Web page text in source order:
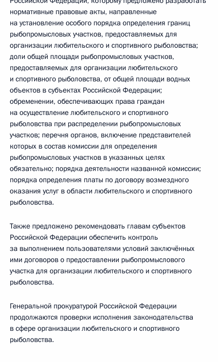
нормативные правовые акты, направленные
на установление особого порядка определения границ
рыбопромысловых участков, предоставляемых для
организации любительского и спортивного рыболовства;
доли общей площади рыбопромысловых участков,
предоставляемых для организации любительского
и спортивного рыболовства, от общей площади водных
объектов в субъектах Российской Федерации;
обременении, обеспечивающих права граждан
на осуществление любительского и спортивного
рыболовства при распределении рыбопромысловых
участков; перечня органов, включение представителей
которых в состав комиссии для определения
рыбопромысловых участков в указанных целях
обязательно; порядка деятельности названной комиссии;
порядка определения платы по договору возмездного
оказания услуг в области любительского и спортивного
рыболовства.
Также предложено рекомендовать главам субъектов
Российской Федерации обеспечить контроль
за выполнением пользователями условий заключённых
ими договоров о предоставлении рыбопромыслового
участка для организации любительского и спортивного
рыболовства.
Генеральной прокуратурой Российской Федерации
продолжаются проверки исполнения законодательства
в сфере организации любительского и спортивного
рыболовства.